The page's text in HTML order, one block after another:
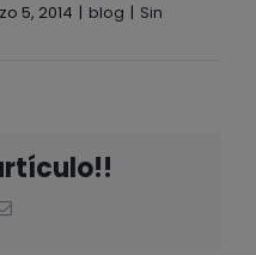
5, 2014 | blog | Sin